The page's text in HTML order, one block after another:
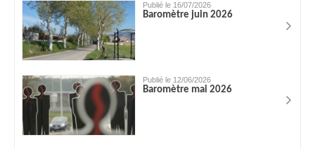
Publié le 16/07/2026
Baromètre juin 2026
Publié le 12/06/2026
Baromètre mai 2026